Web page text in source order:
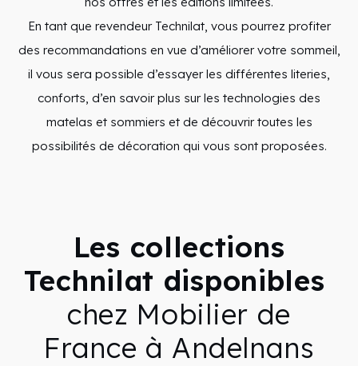
En tant que revendeur Technilat, vous pourrez profiter
des recommandations en vue d’améliorer votre sommeil,
il vous sera possible d’essayer les différentes literies,
conforts, d’en savoir plus sur les technologies des
matelas et sommiers et de découvrir toutes les
possibilités de décoration qui vous sont proposées.
Les collections
Technilat disponibles
chez Mobilier de
France à Andelnans